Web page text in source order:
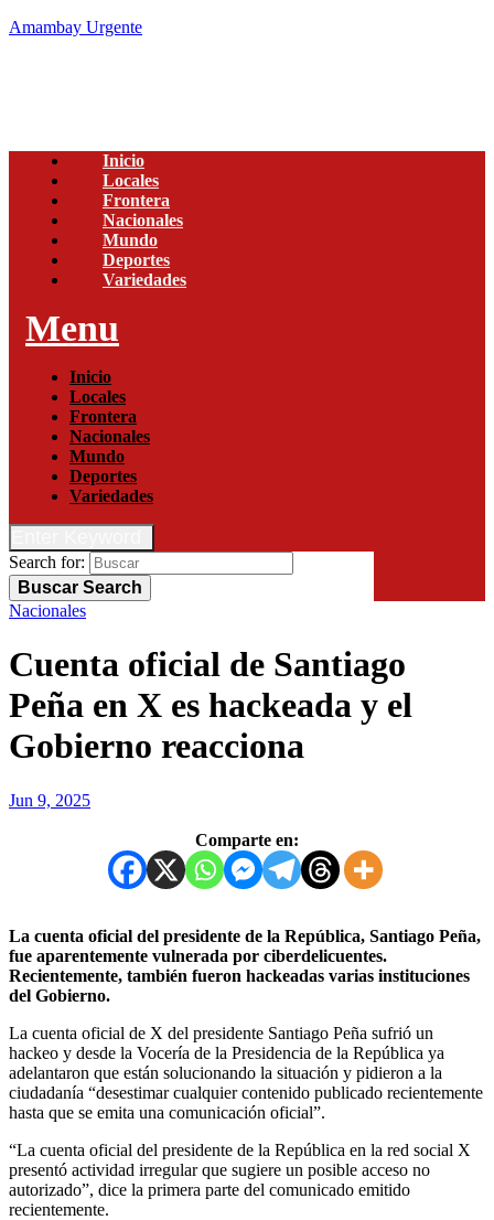
Amambay Urgente
Inicio
Locales
Frontera
Nacionales
Mundo
Deportes
Variedades
Menu
Inicio
Locales
Frontera
Nacionales
Mundo
Deportes
Variedades
Search for:
Buscar Search
Nacionales
Cuenta oficial de Santiago
Peña en X es hackeada y el
Gobierno reacciona
Jun 9, 2025
Comparte en:
La cuenta oficial del presidente de la República, Santiago Peña,
fue aparentemente vulnerada por ciberdelicuentes.
Recientemente, también fueron hackeadas varias instituciones
del Gobierno.
La cuenta oficial de X del presidente Santiago Peña sufrió un
hackeo y desde la Vocería de la Presidencia de la República ya
adelantaron que están solucionando la situación y pidieron a la
ciudadanía “desestimar cualquier contenido publicado recientemente
hasta que se emita una comunicación oficial”.
“La cuenta oficial del presidente de la República en la red social X
presentó actividad irregular que sugiere un posible acceso no
autorizado”, dice la primera parte del comunicado emitido
recientemente.